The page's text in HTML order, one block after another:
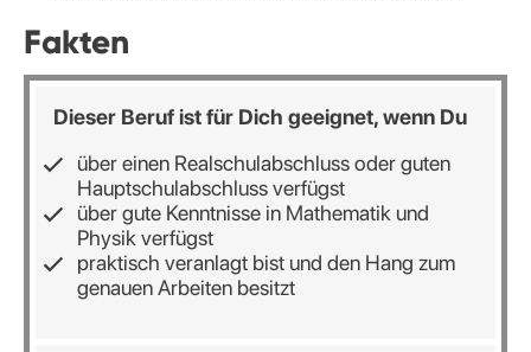
Fakten
Dieser Beruf ist für Dich geeignet, wenn Du
über einen Realschulabschluss oder guten
Hauptschulabschluss verfügst
über gute Kenntnisse in Mathematik und
Physik verfügst
praktisch veranlagt bist und den Hang zum
genauen Arbeiten besitzt